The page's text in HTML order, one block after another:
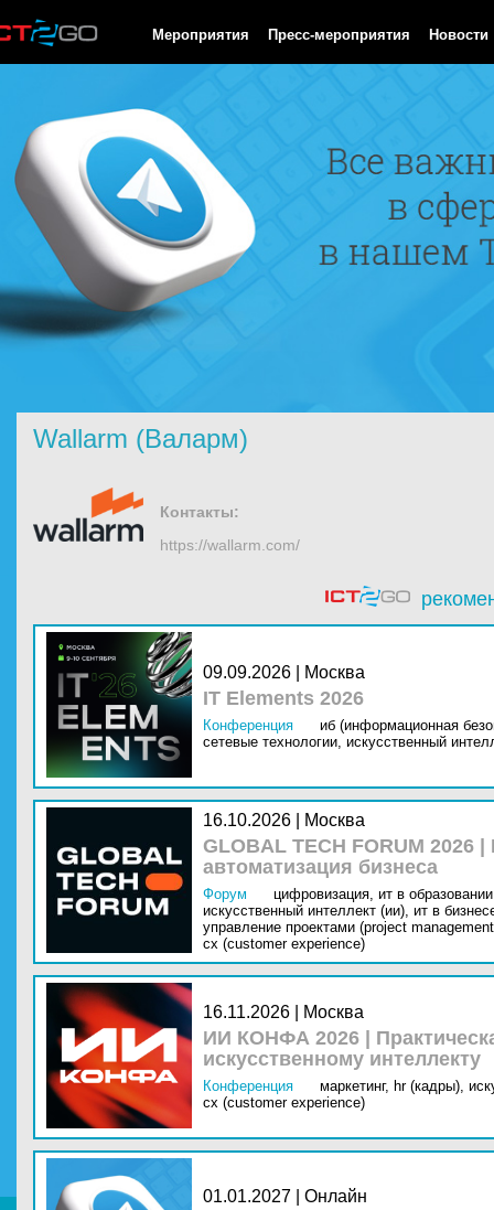
Мероприятия Пресс-мероприятия Новости
Wallarm (Валарм)
Контакты:
https://wallarm.com/
09.09.2026 | Москва
IT Elements 2026
Конференция
иб (информационная
сетевые технологии, искусственный
16.10.2026 | Москва
GLOBAL TECH FORUM
автоматизация бизнеса
Форум цифровизация, ит в
искусственный интеллект (ии), ит в
управление проектами (project
cx (customer experience)
16.11.2026 | Москва
ИИ КОНФА 2026 |
искусственному интеллекту
Конференция маркетинг, hr (кадры),
cx (customer experience)
01.01.2027 | Онлайн